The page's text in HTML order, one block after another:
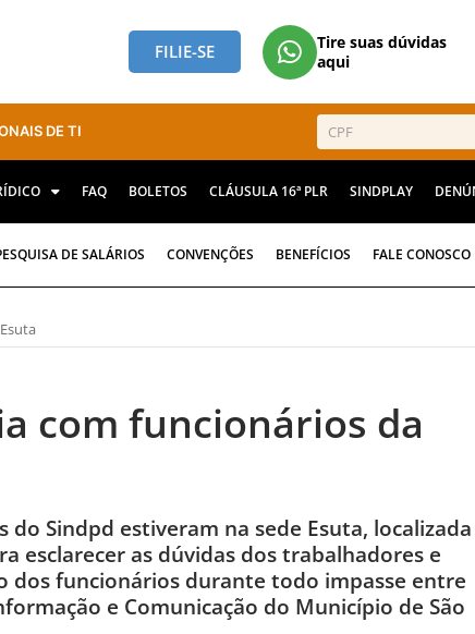
FILIE-SE
Tire suas dúvidas
aqui
DE TI
FAQ BOLETOS CLÁUSULA 16ª PLR SINDPLAY
DE SALÁRIOS CONVENÇÕES BENEFÍCIOS FALE CONOSCO
com funcionários da
do Sindpd estiveram na sede Esuta, localizada
esclarecer as dúvidas dos trabalhadores e
dos funcionários durante todo impasse entre
e Comunicação do Município de São